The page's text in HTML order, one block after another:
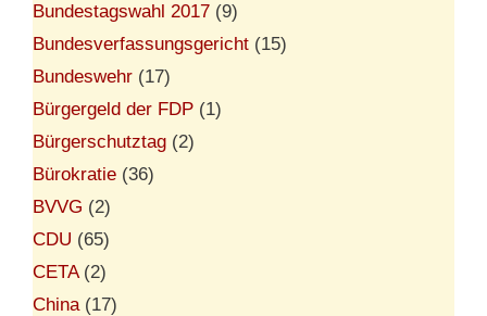
Bundestagswahl 2017 (9)
Bundesverfassungsgericht (15)
Bundeswehr (17)
Bürgergeld der FDP (1)
Bürgerschutztag (2)
Bürokratie (36)
BVVG (2)
CDU (65)
CETA(2)
China(17)